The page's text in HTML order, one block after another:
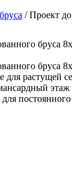
/Проект
бруса
бруса
для растущей
постоянного